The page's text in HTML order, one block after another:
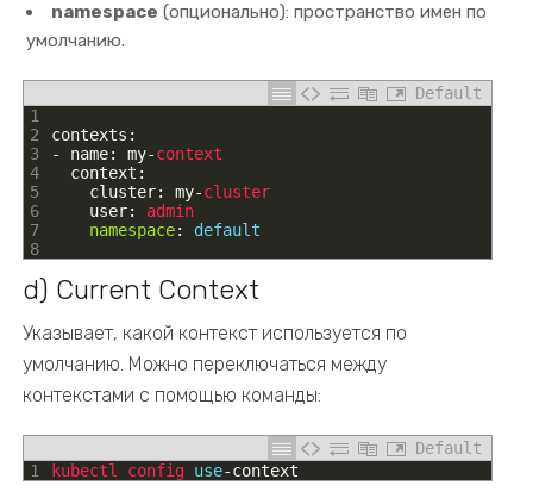
namespace (опционально): пространство имен по
умолчанию.
Default
1
2
3
4
5
6
7
8
contexts :
-
name: my-context
context :
cluster: my-cluster
user:
admin
namespace: default
d) Current Context
Указывает, какой контекст используется по
умолчанию. Можно переключаться между
контекстами с помощью команды:
Default
1
kubectl config use-context